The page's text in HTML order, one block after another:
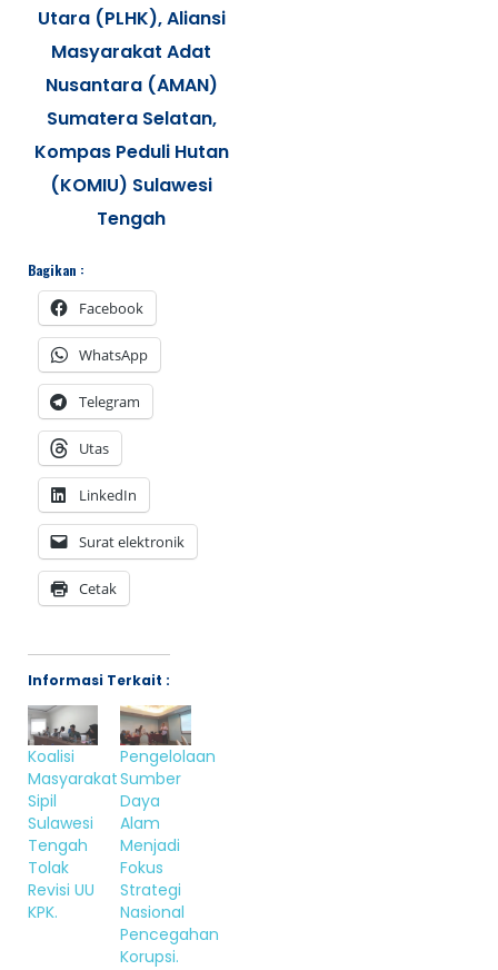
Utara (PLHK), Aliansi
Masyarakat Adat
Nusantara (AMAN)
Sumatera Selatan,
Kompas Peduli Hutan
(KOMIU) Sulawesi
Tengah
Bagikan :
Facebook
WhatsApp
Telegram
Utas
LinkedIn
Surat elektronik
Cetak
Informasi Terkait :
Koalisi
Masyarakat
Sipil
Sulawesi
Tengah
Tolak
Revisi UU
KPK.
Pengelolaan
Sumber
Daya
Alam
Menjadi
Fokus
Strategi
Nasional
Pencegahan
Korupsi.